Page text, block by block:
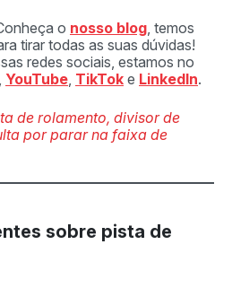
o nosso blog, temos
tirar todas as suas dúvidas!
redes sociais, estamos no
, YouTube, TikTok e LinkedIn.
de rolamento, divisor de
por parar na faixa de
sobre pista de